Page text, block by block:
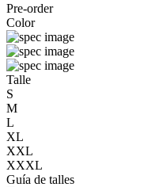
Pre-order
Color
Talle
S
M
L
XL
XXL
XXXL
Guía de talles